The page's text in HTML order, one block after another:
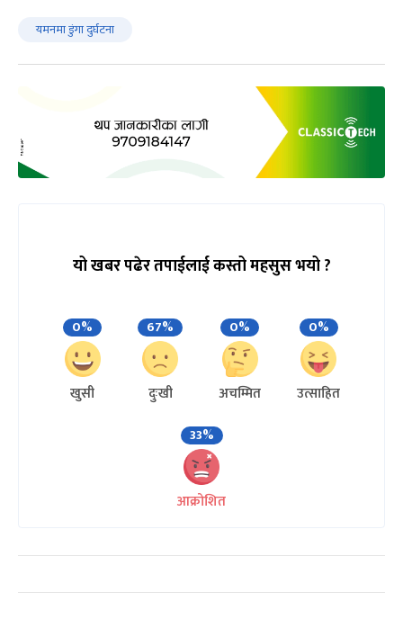
यमनमा डुंगा दुर्घटना
यो खबर पढेर तपाईलाई कस्तो महसुस भयो ?
0%
खुसी
67%
दुःखी
0%
अचम्मित
0%
उत्साहित
33%
आक्रोशित